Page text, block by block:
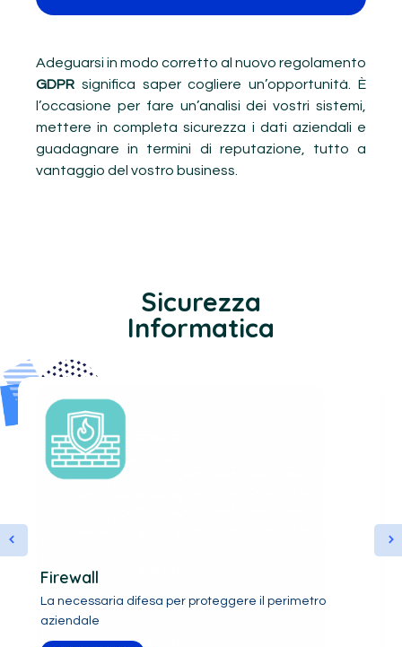
Adeguarsi in modo corretto al nuovo regolamento
GDPR significa saper cogliere un’opportunità. È
l’occasione per fare un’analisi dei vostri sistemi,
mettere in completa sicurezza i dati aziendali e
guadagnare in termini di reputazione, tutto a
vantaggio del vostro business.
Sicurezza
Informatica
Firewall
La necessaria difesa per proteggere il perimetro
aziendale